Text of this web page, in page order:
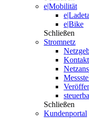
e|Mobilität
e|Bike
Schließen
Stromnetz
Schließen
Kundenportal